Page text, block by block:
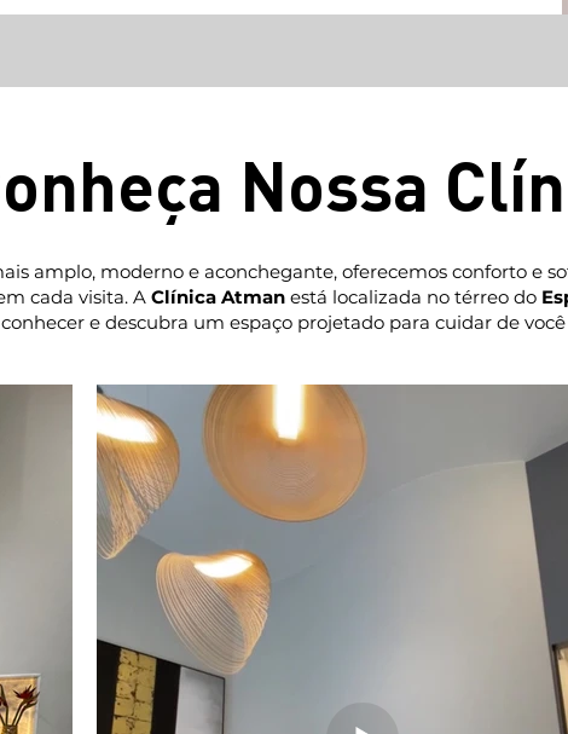
Nossa
amplo, moderno e aconchegante, oferecemos conforto e
cada visita. A Clínica Atman está localizada no térreo do
e descubra um espaço projetado para cuidar de